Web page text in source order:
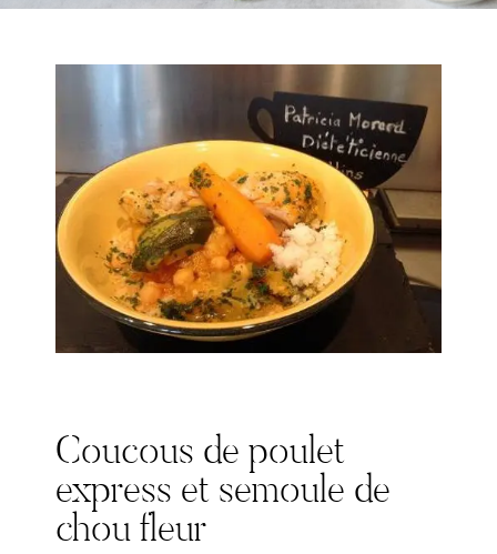
Coucous de poulet
express et semoule de
chou fleur